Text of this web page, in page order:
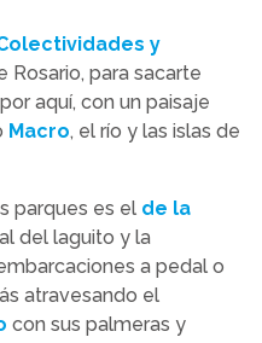
y
Rosario, para sacarte
aquí, con un paisaje
Macro, el río y las islas de
parques es el de la
del laguito y la
a pedal o
atravesando el
con sus palmeras y